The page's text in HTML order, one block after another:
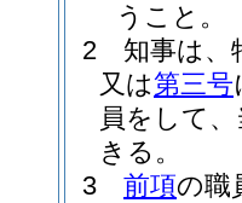
うこと。
2
知事は、
又は第三号
員をして
きる。
3
前項の職